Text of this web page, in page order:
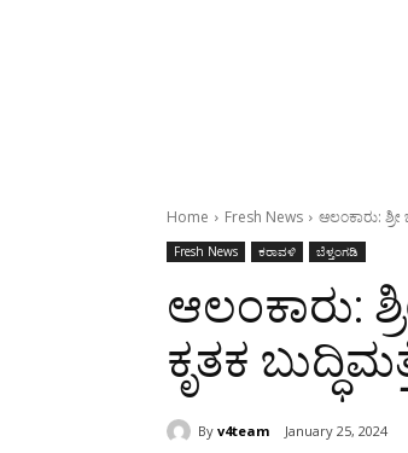
Home Fresh News ಆಲಂಕಾರು:
Fresh News ಕರಾವಳಿ ಬೆಳ್ತಂಗಡಿ
ಆಲಂಕಾರು:
ಕೃತಕ
By v4team January 25, 2024